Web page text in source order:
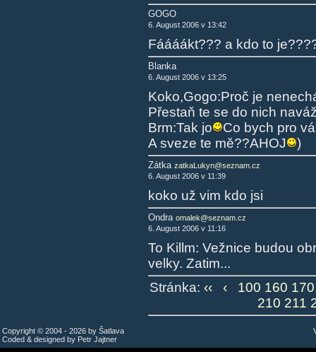
GOGO
6. August 2006 v 13:42
Fáááákt??? a kdo to
Blanka
6. August 2006 v 13:25
Koko,Gogo:Proč je
Přestaň te se do nich
Brm:Tak jo
Co bych pro
A sveze te mě??AHOJ
)
Zátka zatkaLukyn@seznam.cz
6. August 2006 v 11:39
koko už vim kdo jsi
Ondra omalek@seznam.cz
6. August 2006 v 11:16
To Killm: Vežnice budou
velky. Zatim...
Stránka: ‹‹ ‹ 100 160 170
210 211
Copyright © 2004 - 2026 by Šatlava
Coded & designed by Petr Jajtner